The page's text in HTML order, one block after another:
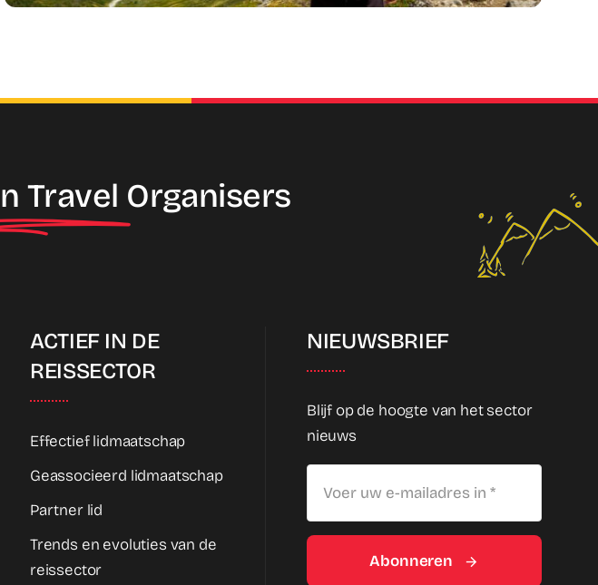
Travel Organisers
ACTIEF IN DE
REISSECTOR
Effectief lidmaatschap
Geassocieerd lidmaatschap
Partner lid
Trends en evoluties van de
reissector
NIEUWSBRIEF
Blijf op de hoogte van het sector
nieuws
Abonneren